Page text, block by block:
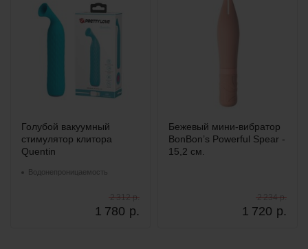
Голубой вакуумный
стимулятор клитора
Quentin
Водонепроницаемость
1 780 р.
2 312 р.
Бежевый мини-вибратор
BonBon’s Powerful Spear -
15,2 см.
1 720 р.
2 234 р.